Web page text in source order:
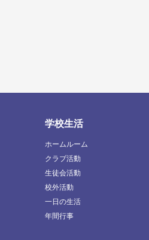
学校生活
ホームルーム
クラブ活動
生徒会活動
校外活動
一日の生活
年間行事